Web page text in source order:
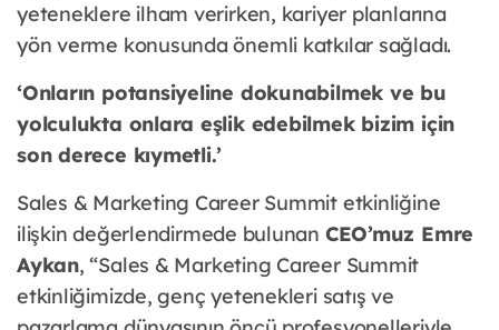
yeteneklere ilham verirken, kariyer planlarına
yön verme konusunda önemli katkılar sağladı.
‘Onların potansiyeline dokunabilmek ve bu
yolculukta onlara eşlik edebilmek bizim için
son derece kıymetli.’
Sales & Marketing Career Summit etkinliğine
ilişkin değerlendirmede bulunan CEO’muz Emre
Aykan, “Sales & Marketing Career Summit
etkinliğimizde, genç yetenekleri satış ve